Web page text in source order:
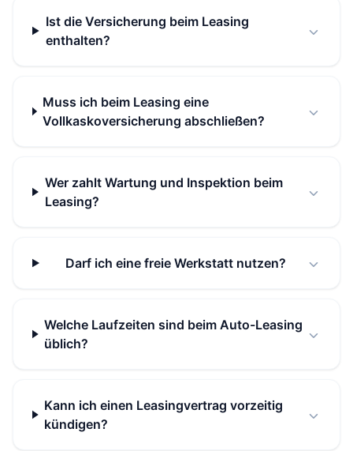
Ist die Versicherung beim Leasing
enthalten?
Muss ich beim Leasing eine
Vollkaskoversicherung abschließen?
Wer zahlt Wartung und Inspektion beim
Leasing?
Darf ich eine freie Werkstatt nutzen?
Welche Laufzeiten sind beim Auto-Leasing
üblich?
Kann ich einen Leasingvertrag vorzeitig
kündigen?